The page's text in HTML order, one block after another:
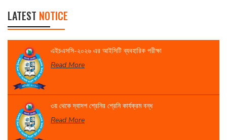
LATEST NOTICE
এইচএসসি-২০২৬ এর আইসিটি ব্যবহারিক পরীক্ষা
Read More
৩য় থেকে দ্বাদশ শ্রেনির শ্রেনি কার্যক্রম বন্ধ
Read More